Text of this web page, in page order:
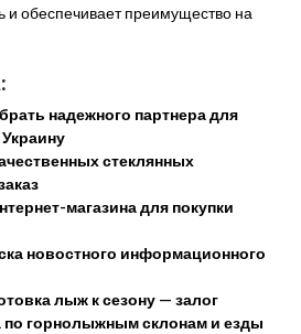
и обеспечивает преимущество на
надежного партнера для
стеклянных
магазина для покупки
новостного информационного
лыж к сезону — залог
по горнолыжным склонам и езды